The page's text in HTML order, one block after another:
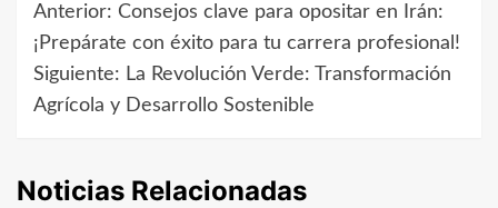
Navegación
de
entradas
Anterior: Consejos clave para opositar en Irán:
¡Prepárate con éxito para tu carrera profesional!
Siguiente: La Revolución Verde: Transformación
Agrícola y Desarrollo Sostenible
Noticias Relacionadas